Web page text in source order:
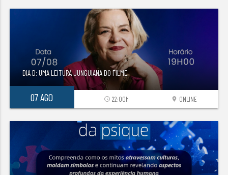
DIA D: UMA LEITURA JUNGUIANA DO FILME
07 AGO location_on ONLINE
access_time 22:00h